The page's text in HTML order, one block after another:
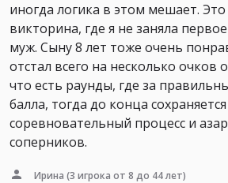
иногда логика в этом мешает.
викторина, где я не заняла
муж. Сыну 8 лет тоже очень
отстал всего на несколько очков
что есть раунды, где за
балла, тогда до конца сохраняется
соревновательный процесс и
соперников.
Ирина (3 игрока от 8 до 44 лет)